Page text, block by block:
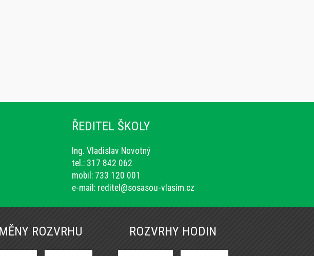
ŘEDITEL ŠKOLY
Ing. Vladislav Novotný
tel.: 317 842 062
mobil: 733 120 001
e-mail: reditel@sosasou-vlasim.cz
ROZVRHU ROZVRHY HODIN